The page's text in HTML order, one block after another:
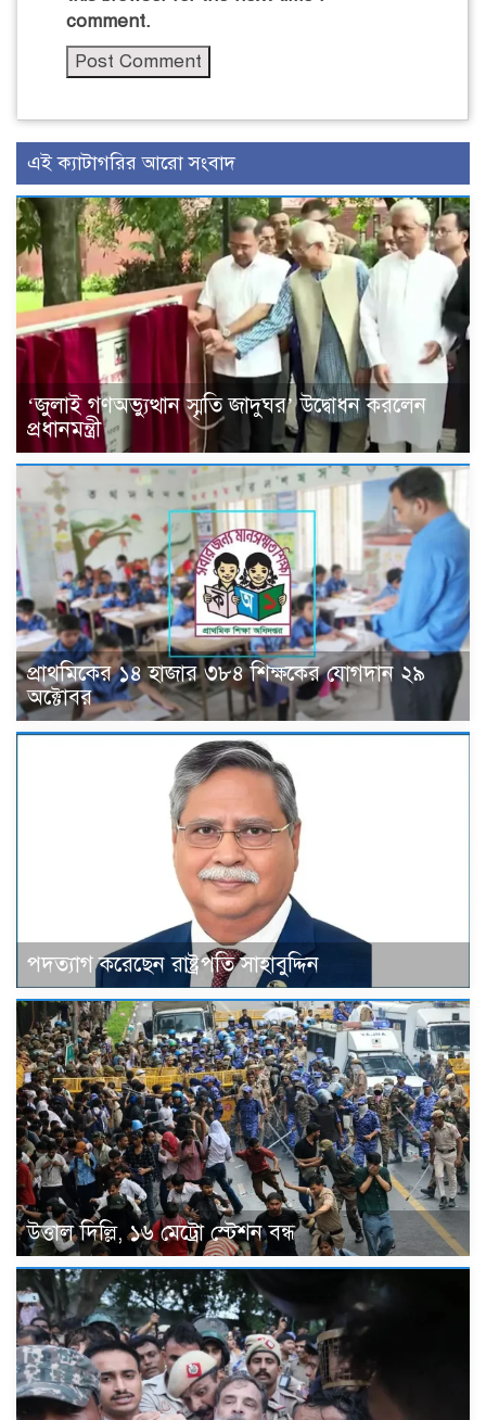
comment.
এই ক্যাটাগরির আরো সংবাদ
‘জুলাই গণঅভ্যুত্থান স্মৃতি জাদুঘর’ উদ্বোধন করলেন
প্রধানমন্ত্রী
প্রাথমিকের ১৪ হাজার ৩৮৪ শিক্ষকের যোগদান ২৯
অক্টোবর
পদত্যাগ করেছেন রাষ্ট্রপতি সাহাবুদ্দিন
উত্তাল দিল্লি, ১৬ মেট্রো স্টেশন বন্ধ